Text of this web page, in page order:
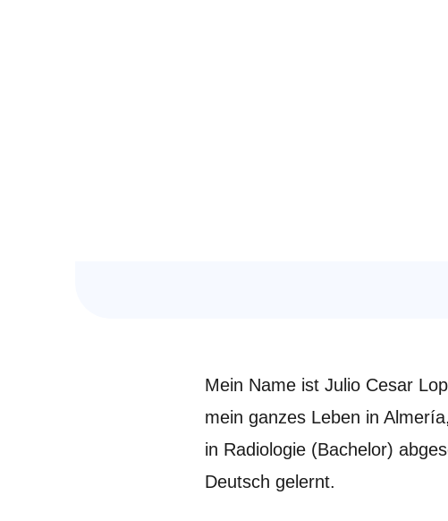
Mein Name ist Julio Cesar
mein ganzes Leben in
in Radiologie (Bachelor)
Deutsch gelernt.